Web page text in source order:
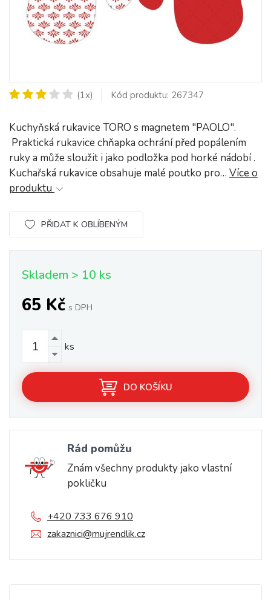
(1x) Kód produktu: 267347
Kuchyňská rukavice TORO s magnetem "PAOLO".
Praktická rukavice chňapka ochrání před popálením
ruky a může sloužit i jako podložka pod horké nádobí .
Kuchařská rukavice obsahuje malé poutko pro… Více o
produktu
PŘIDAT K OBLÍBENÝM
Skladem > 10 ks
65 Kč s DPH
ks
DO KOŠÍKU
Rád pomůžu
Znám všechny produkty jako vlastní
pokličku
+420 733 676 910
zakaznici@mujrendlik.cz